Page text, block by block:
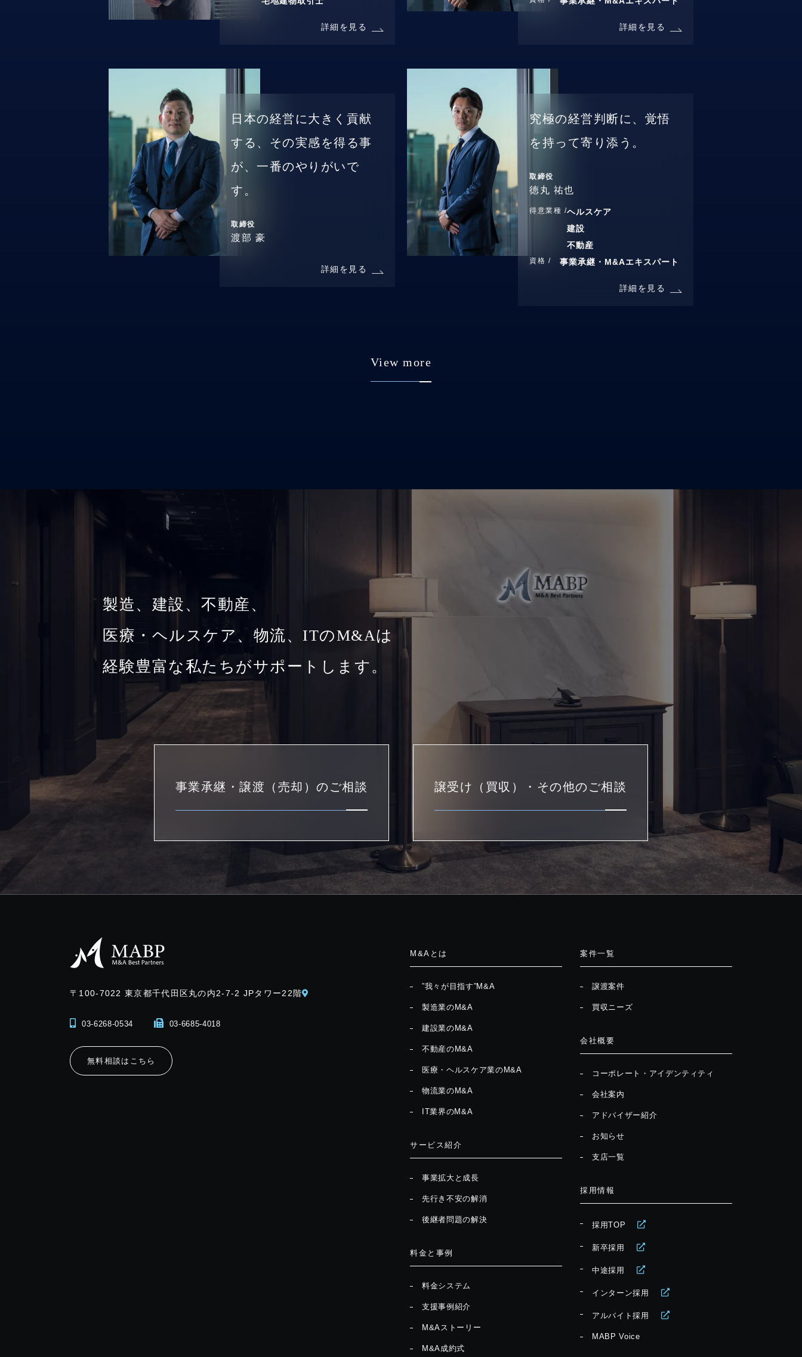
詳細を見る 詳細を見る
日本の経営に大きく貢献
する、その実感を得る事
が、一番のやりがいで
す。
取締役
渡部 豪
詳細を見る
究極の経営判断に、覚悟
を持って寄り添う。
取締役
徳丸 祐也
得意業種 /ヘルスケア
建設
不動産
資格 / 事業承継・M&Aエキスパート
詳細を見る
View more
製造、建設、不動産、
医療・ヘルスケア、物流、ITのM&Aは
経験豊富な私たちがサポートします。
事業承継・譲渡（売却）のご相談 譲受け（買収）・その他のご相談
〒100-7022東京都千代田区丸の内2-7-2 JPタワー22階
03-6268-0534 03-6685-4018
無料相談はこちら
M&Aとは
”我々が目指す”M&A
製造業のM&A
建設業のM&A
不動産のM&A
医療・ヘルスケア業のM&A
物流業のM&A
IT業界のM&A
サービス紹介
事業拡大と成長
先行き不安の解消
後継者問題の解決
料金と事例
料金システム
支援事例紹介
M&Aストーリー
M&A成約式
案件一覧
譲渡案件
買収ニーズ
会社概要
コーポレート・アイデンティティ
会社案内
アドバイザー紹介
お知らせ
支店一覧
採用情報
採用TOP
新卒採用
中途採用
インターン採用
アルバイト採用
MABP Voice